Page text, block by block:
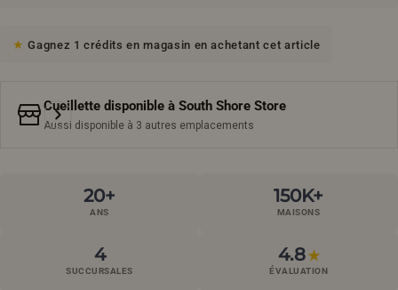
Gagnez 1 crédits en magasin en achetant cet article
Cueillette disponible à South Shore Store
Aussi disponible à 3 autres emplacements
20+
ANS
150K+
MAISONS
4
SUCCURSALES
4.8★
ÉVALUATION